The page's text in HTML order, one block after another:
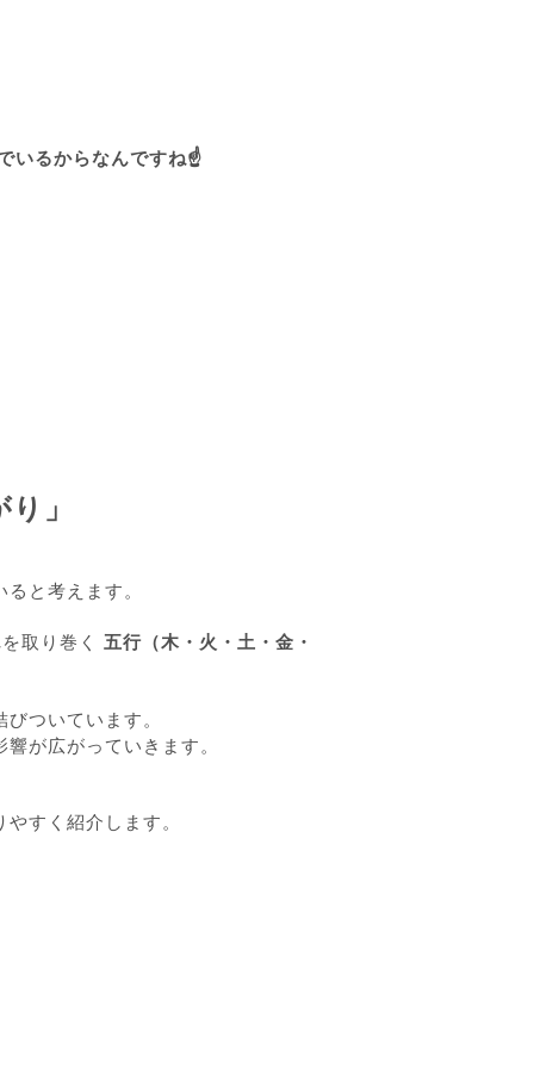
いるからなんですね☝️
」
と考えます。
取り巻く 五行（木・火・土・金・
ついています。
が広がっていきます。
すく紹介します。